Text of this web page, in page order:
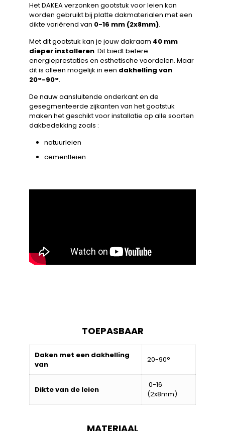
Het DAKEA verzonken gootstuk voor leien kan
worden gebruikt bij platte dakmaterialen met een
dikte variërend van 0-16 mm (2x8mm).
Met dit gootstuk kan je jouw dakraam 40 mm
dieper installeren. Dit biedt betere
energieprestaties en esthetische voordelen. Maar
dit is alleen mogelijk in een dakhelling van
20°-90°.
De nauw aansluitende onderkant en de
gesegmenteerde zijkanten van het gootstuk
maken het geschikt voor installatie op alle soorten
dakbedekking zoals :
natuurleien
cementleien
TOEPASBAAR
Daken met een dakhelling
van
20-90°
Dikte van de leien
0-16
(2x8mm)
MATERIAAL